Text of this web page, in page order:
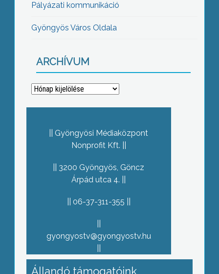
Pályázati kommunikáció
Gyöngyös Város Oldala
ARCHÍVUM
Archívum
Gyöngyösi Médiaközpont
Nonprofit Kft.
3200 Gyöngyös, Göncz
Árpád utca 4.
06-37-311-355
gyongyostv@gyongyostv.hu
Állandó támogatóink